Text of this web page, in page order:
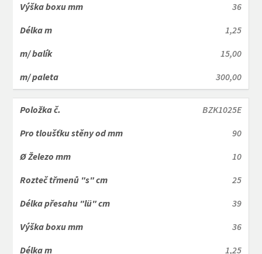
36
1,25
15,00
300,00
BZK1025E
90
10
25
39
36
1,25